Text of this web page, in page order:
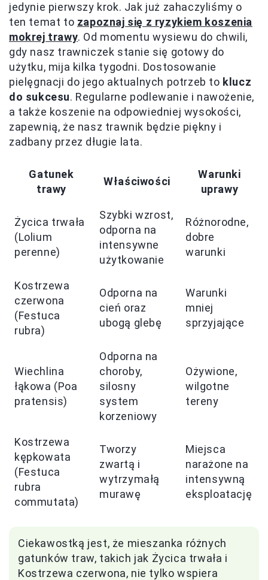
jedynie pierwszy krok. Jak już zahaczyliśmy o
ten temat to zapoznaj się z ryzykiem koszenia
mokrej trawy. Od momentu wysiewu do chwili,
gdy nasz trawniczek stanie się gotowy do
użytku, mija kilka tygodni. Dostosowanie
pielęgnacji do jego aktualnych potrzeb to klucz
do sukcesu. Regularne podlewanie i nawożenie,
a także koszenie na odpowiedniej wysokości,
zapewnią, że nasz trawnik będzie piękny i
zadbany przez długie lata.
Gatunek
trawy
Właściwości
Warunki
uprawy
Życica trwała
(Lolium
perenne)
Szybki wzrost,
odporna na
intensywne
użytkowanie
Różnorodne,
dobre
warunki
Kostrzewa
czerwona
(Festuca
rubra)
Odporna na
cień oraz
ubogą glebę
Warunki
mniej
sprzyjające
Wiechlina
łąkowa (Poa
pratensis)
Odporna na
choroby,
silosny
system
korzeniowy
Ożywione,
wilgotne
tereny
Kostrzewa
kępkowata
(Festuca
rubra
commutata)
Tworzy
zwartą i
wytrzymałą
murawę
Miejsca
narażone na
intensywną
eksploatację
Ciekawostką jest, że mieszanka różnych
gatunków traw, takich jak Życica trwała i
Kostrzewa czerwona, nie tylko wspiera